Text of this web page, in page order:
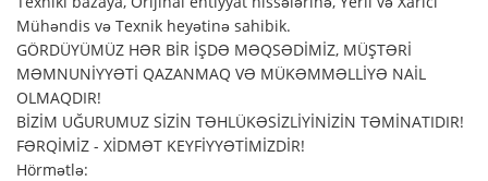
Mühəndis və Texnik heyətinə sahibik.
GÖRDÜYÜMÜZ HƏR BİR İŞDƏ MƏQSƏDİMİZ, MÜŞTƏRİ
MƏMNUNİYYƏTİ QAZANMAQ VƏ MÜKƏMMƏLLİYƏ NAİL
OLMAQDIR!
BİZİM UĞURUMUZ SİZİN TƏHLÜKƏSİZLİYİNİZİN TƏMİNATIDIR!
FƏRQİMİZ - XİDMƏT KEYFİYYƏTİMİZDİR!
Hörmətlə: